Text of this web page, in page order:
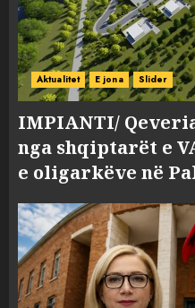
Aktualitet E jona Slider
IMPIANTI/
nga shqiptarët e
e oligarkëve në